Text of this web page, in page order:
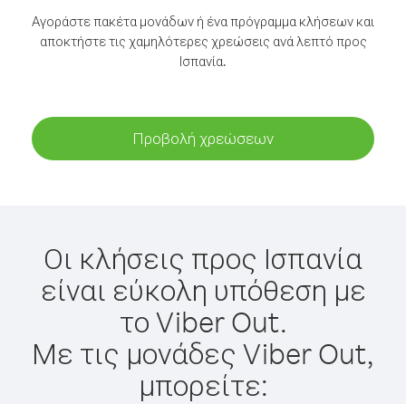
Αγοράστε πακέτα μονάδων ή ένα πρόγραμμα κλήσεων και
αποκτήστε τις χαμηλότερες χρεώσεις ανά λεπτό προς
Ισπανία.
Προβολή χρεώσεων
Οι κλήσεις προς Ισπανία
είναι εύκολη υπόθεση με
το Viber Out.
Με τις μονάδες Viber Out,
μπορείτε: